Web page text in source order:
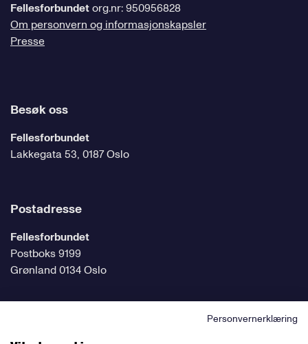
Fellesforbundetorg.nr: 950956828
Om personvern og informasjonskapsler
Presse
Besøk oss
Fellesforbundet
Lakkegata 53, 0187 Oslo
Postadresse
Fellesforbundet
Postboks 9199
Grønland 0134 Oslo
Følg oss på sosiale medier
Personvernerklæring